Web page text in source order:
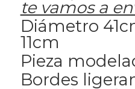
te vamos a
Diámetro
11cm
Pieza
Bordes